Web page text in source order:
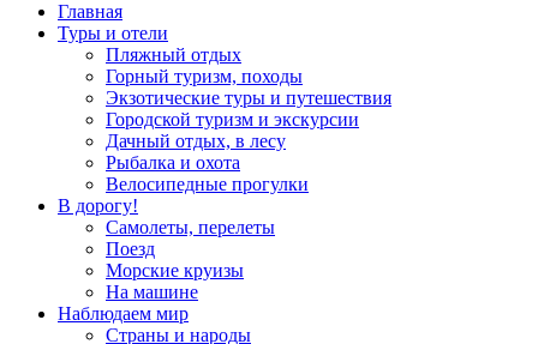
Главная
Туры и отели
Пляжный отдых
Горный туризм, походы
Экзотические туры и путешествия
Городской туризм и экскурсии
Дачный отдых, в лесу
Рыбалка и охота
Велосипедные прогулки
В дорогу!
Самолеты, перелеты
Поезд
Морские круизы
На машине
Наблюдаем мир
Страны и народы